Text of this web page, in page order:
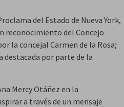
del Estado de Nueva York,
reconocimiento del Concejo
la concejal Carmen de la Rosa;
destacada por parte de la
Mercy Otáñez en la
a través de un mensaje